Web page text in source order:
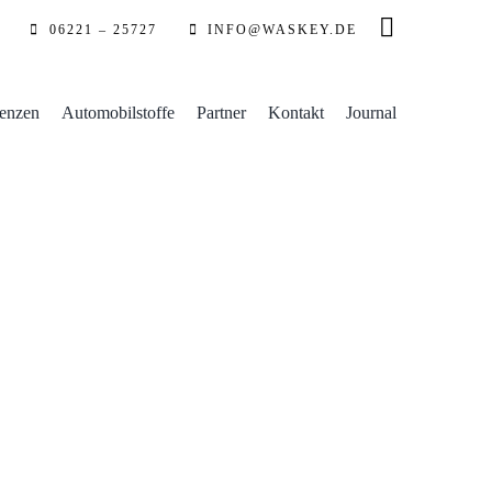
06221 – 25727 INFO@WASKEY.DE
Automobilstoffe Partner Kontakt Journal